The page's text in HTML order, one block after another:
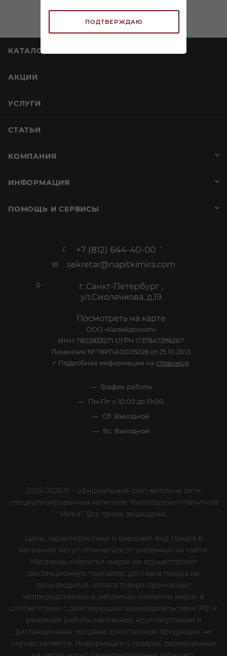
ПОДТВЕРЖДАЮ
Томпсон 0,5л
999 ₽/шт
г. Санкт-Петербург ,
ул.Смолячкова, д.19
Посмотреть на карте
ИНН 7802833271 ОГРН 1137847296267
Лицензия №78РПА0005028 от 25.10.2013
г. Подробная информация на странице
Пн-Пт: с 10:00 до 19:00
Сб: Выходной
Вс: Выходной